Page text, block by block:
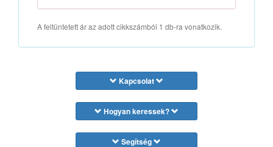
A feltüntetett ár az adott cikkszámból 1 db-ra vonatkozik.
Kapcsolat
Hogyan keressek?
Segítség